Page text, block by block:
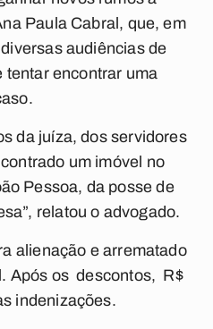
Paula Cabral, que, em
audiências de
tentar encontrar uma
da juíza, dos servidores
um imóvel no
Pessoa, da posse de
relatou o advogado.
alienação e arrematado
Após os descontos, R$
indenizações.